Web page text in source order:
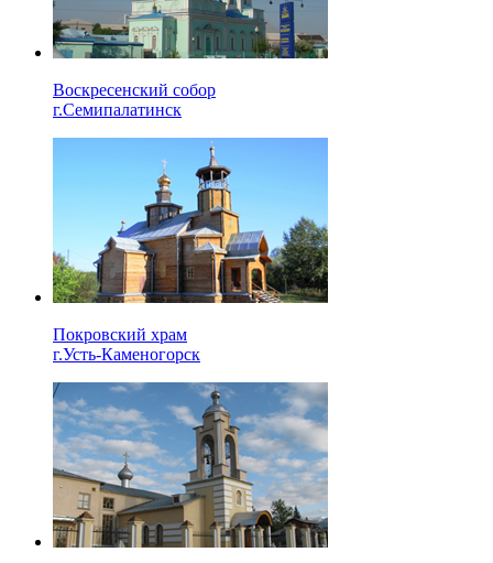
Воскресенский собор
г.Семипалатинск
Покровский храм
г.Усть-Каменогорск